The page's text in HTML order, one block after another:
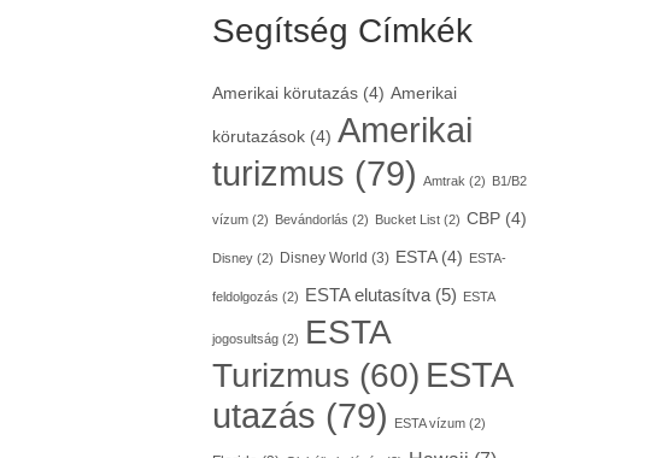
Segítség Címkék
Amerikai körutazás(4) Amerikai
körutazások(4) Amerikai
turizmus (79) Amtrak (2) B1/B2
vízum(2) Bevándorlás (2) Bucket List(2) CBP(4)
Disney(2) Disney World (3) ESTA(4) ESTA-
feldolgozás (2) ESTA elutasítva(5) ESTA
jogosultság(2)
ESTA
Turizmus (60) ESTA
utazás (79) ESTA vízum(2)